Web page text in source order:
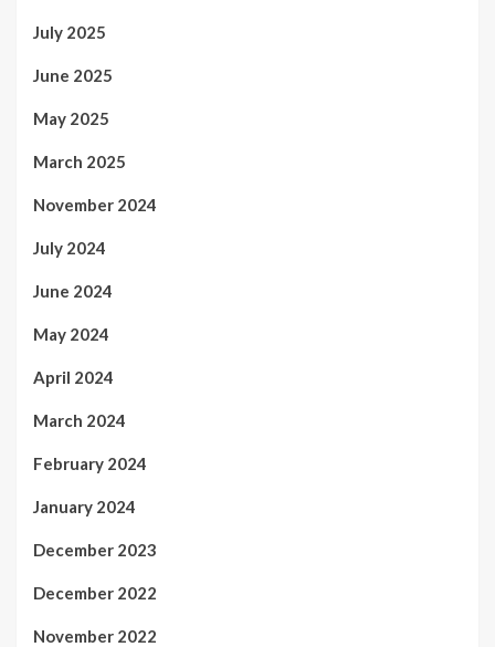
July 2025
June 2025
May 2025
March 2025
November 2024
July 2024
June 2024
May 2024
April 2024
March 2024
February 2024
January 2024
December 2023
December 2022
November 2022